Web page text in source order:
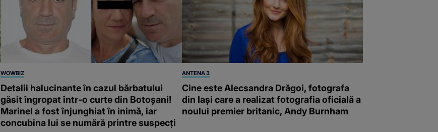
WOWBIZ
Detalii halucinante în cazul bărbatului
găsit îngropat într-o curte din Botoșani!
Marinel a fost înjunghiat în inimă, iar
concubina lui se numără printre suspecți
ANTENA 3
Cine este Alecsandra Drăgoi, fotografa
din Iași care a realizat fotografia oficială a
noului premier britanic, Andy Burnham